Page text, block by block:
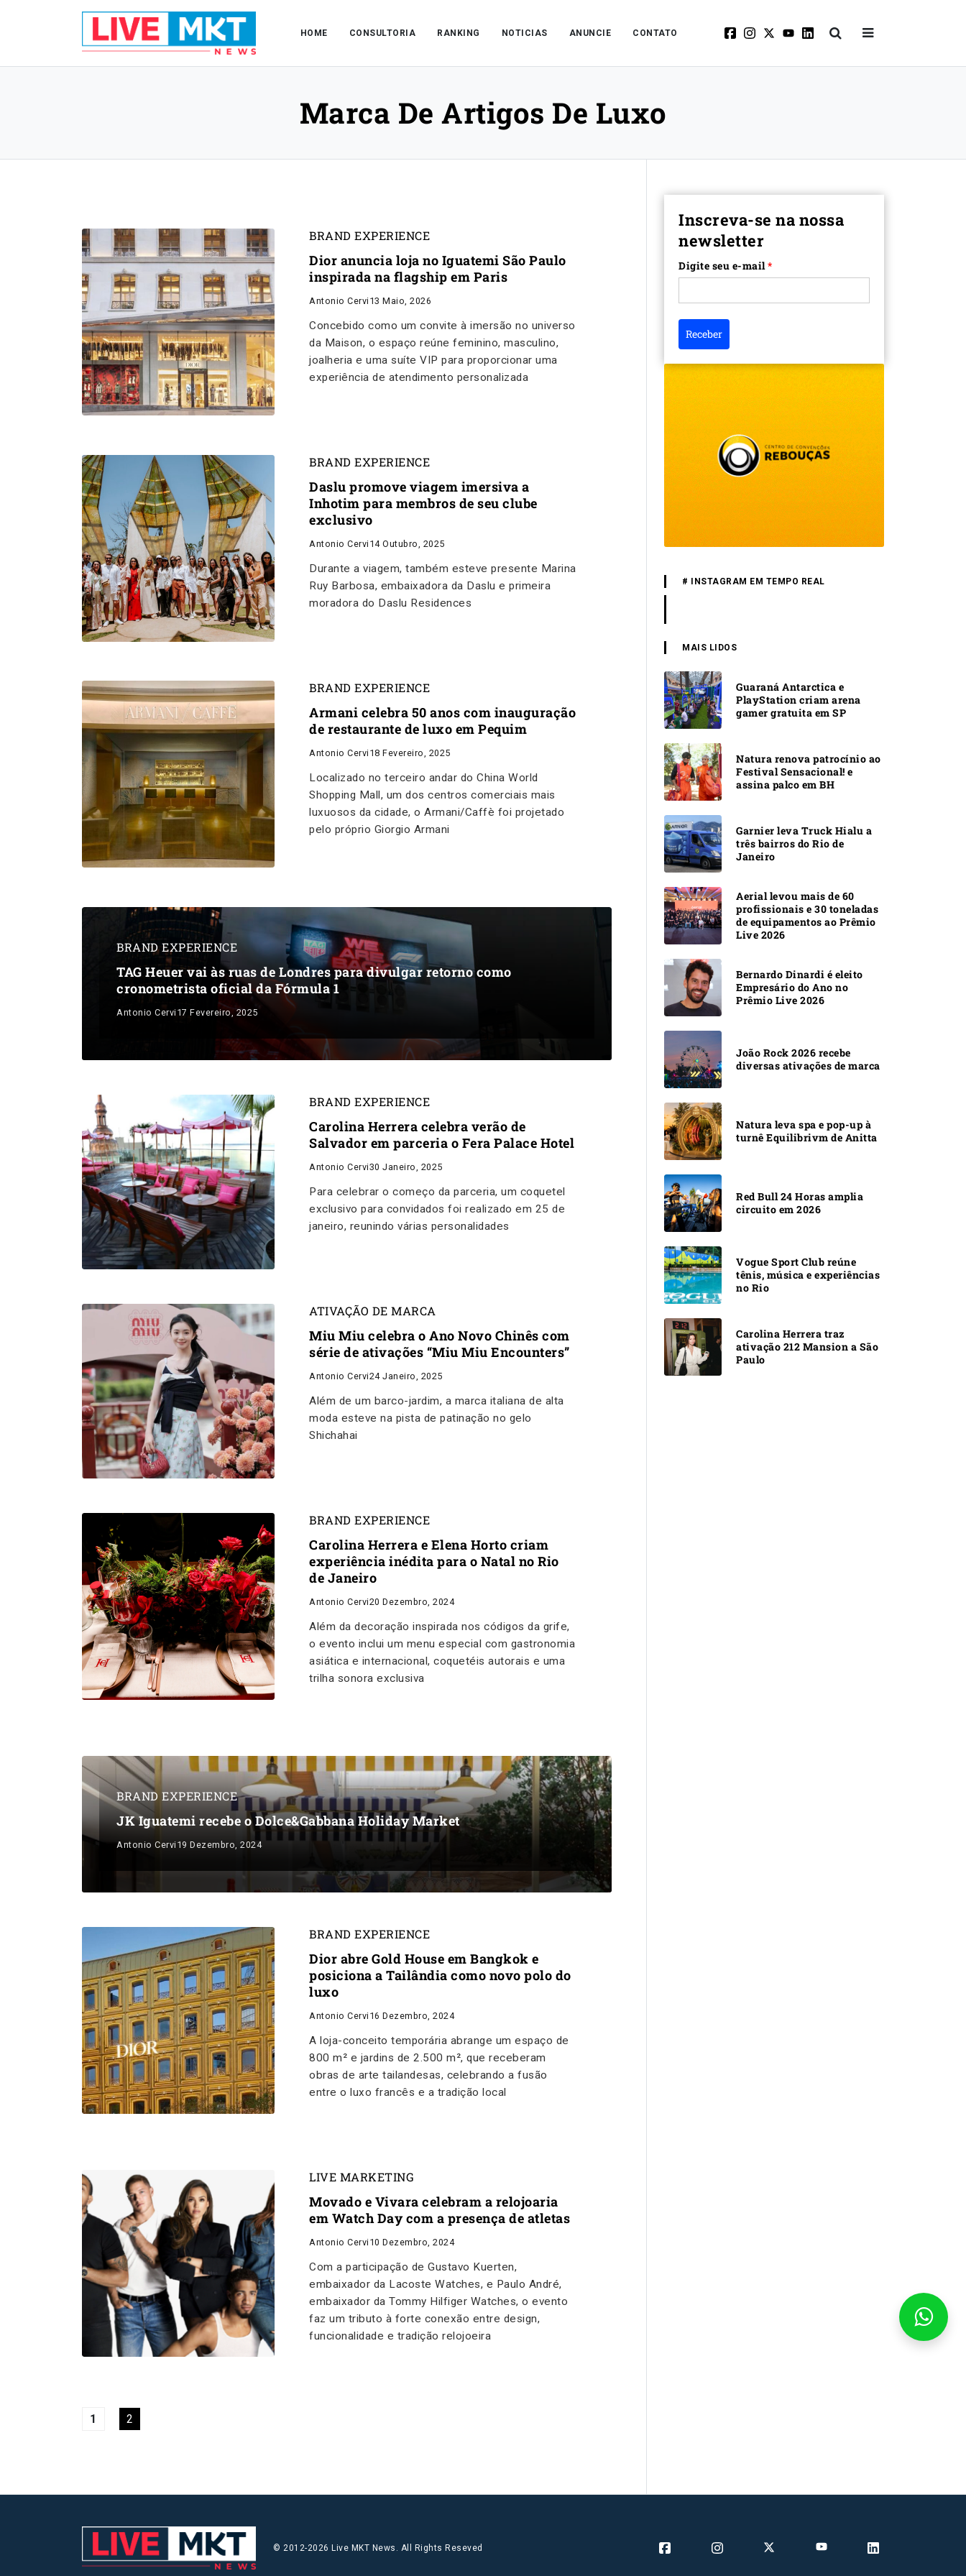
HOME CONSULTORIA RANKING NOTICIAS ANUNCIE CONTATO
Marca De Artigos De Luxo
BRAND EXPERIENCE
Dior anuncia loja no Iguatemi São Paulo
inspirada na flagship em Paris
Antonio Cervi 13 Maio, 2026
Concebido como um convite à imersão no universo
da Maison, o espaço reúne feminino, masculino,
joalheria e uma suíte VIP para proporcionar uma
experiência de atendimento personalizada
BRAND EXPERIENCE
Daslu promove viagem imersiva a
Inhotim para membros de seu clube
exclusivo
Antonio Cervi 14 Outubro, 2025
Durante a viagem, também esteve presente Marina
Ruy Barbosa, embaixadora da Daslu e primeira
moradora do Daslu Residences
BRAND EXPERIENCE
Armani celebra 50 anos com inauguração
de restaurante de luxo em Pequim
Antonio Cervi 18 Fevereiro, 2025
Localizado no terceiro andar do China World
Shopping Mall, um dos centros comerciais mais
luxuosos da cidade, o Armani/Caffè foi projetado
pelo próprio Giorgio Armani
BRAND EXPERIENCE
TAG Heuer vai às ruas de Londres para divulgar retorno como
cronometrista oficial da Fórmula 1
Antonio Cervi 17 Fevereiro, 2025
BRAND EXPERIENCE
Carolina Herrera celebra verão de
Salvador em parceria o Fera Palace Hotel
Antonio Cervi30 Janeiro, 2025
Para celebrar o começo da parceria, um coquetel
exclusivo para convidados foi realizado em 25 de
janeiro, reunindo várias personalidades
ATIVAÇÃO DE MARCA
Miu Miu celebra o Ano Novo Chinês com
série de ativações “Miu Miu Encounters”
Antonio Cervi24 Janeiro, 2025
Além de um barco-jardim, a marca italiana de alta
moda esteve na pista de patinação no gelo
Shichahai
BRAND EXPERIENCE
Carolina Herrera e Elena Horto criam
experiência inédita para o Natal no Rio
de Janeiro
Antonio Cervi20 Dezembro, 2024
Além da decoração inspirada nos códigos da grife,
o evento inclui um menu especial com gastronomia
asiática e internacional, coquetéis autorais e uma
trilha sonora exclusiva
BRAND EXPERIENCE
JK Iguatemi recebe o Dolce&Gabbana Holiday Market
Antonio Cervi 19 Dezembro, 2024
BRAND EXPERIENCE
Dior abre Gold House em Bangkok e
posiciona a Tailândia como novo polo do
luxo
Antonio Cervi 16 Dezembro, 2024
A loja-conceito temporária abrange um espaço de
800 m² e jardins de 2.500 m², que receberam
obras de arte tailandesas, celebrando a fusão
entre o luxo francês e a tradição local
LIVE MARKETING
Movado e Vivara celebram a relojoaria
em Watch Day com a presença de atletas
Antonio Cervi 10 Dezembro, 2024
Com a participação de Gustavo Kuerten,
embaixador da Lacoste Watches, e Paulo André,
embaixador da Tommy Hilfiger Watches, o evento
faz um tributo à forte conexão entre design,
funcionalidade e tradição relojoeira
1 2
Inscreva-se na nossa
newsletter
Digite seu e-mail*
Receber
# INSTAGRAM EM TEMPO REAL
MAIS LIDOS
Guaraná Antarctica e
PlayStation criam arena
gamer gratuita em SP
Natura renova patrocínio ao
Festival Sensacional! e
assina palco em BH
Garnier leva Truck Hialu a
três bairros do Rio de
Janeiro
Aerial levou mais de 60
profissionais e 30 toneladas
de equipamentos ao Prêmio
Live 2026
Bernardo Dinardi é eleito
Empresário do Ano no
Prêmio Live 2026
João Rock 2026 recebe
diversas ativações de marca
Natura leva spa e pop-up à
turnê Equilibrivm de Anitta
Red Bull 24 Horas amplia
circuito em 2026
Vogue Sport Club reúne
tênis, música e experiências
no Rio
Carolina Herrera traz
ativação 212 Mansion a São
Paulo
© 2012-2026 Live MKT News. All Rights Reseved